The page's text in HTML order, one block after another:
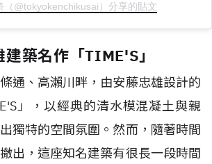
（@tokyokenchikusai）分享的貼文
築名作「TIME'S」
通、高瀨川畔，由安藤忠雄設計的
」，以經典的清水模混凝土與親
獨特的空間氛圍。然而，隨著時間
出，這座知名建築有很長一段時間